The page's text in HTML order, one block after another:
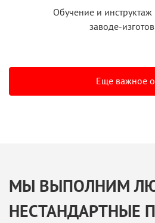
Обучение и инструктаж
заводе-
Еще важное
МЫ ВЫПОЛНИМ
НЕСТАНДАРТНЫЕ